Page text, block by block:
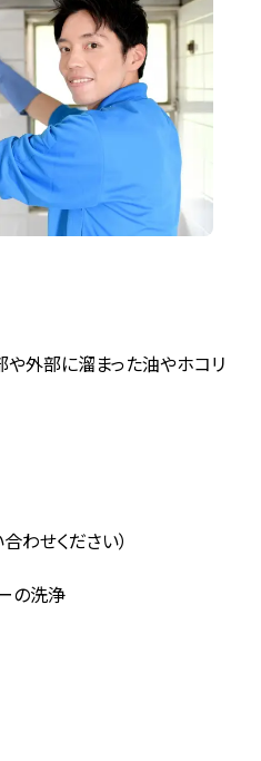
外部に溜まった油やホコリ
わせください）
の洗浄